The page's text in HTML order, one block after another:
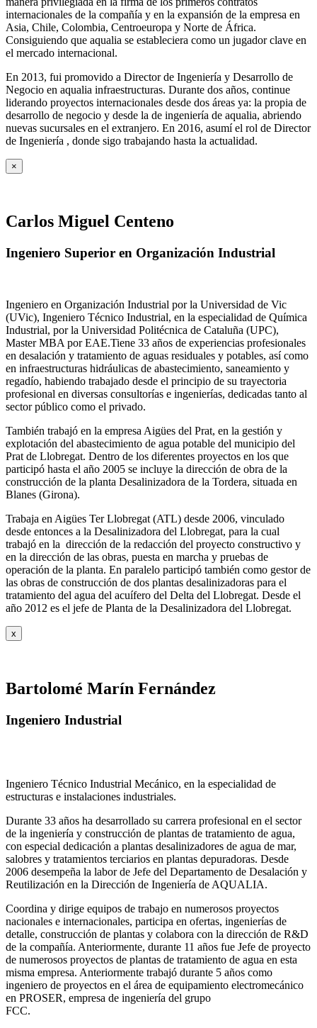
internacionales de la compañía y en la expansión de la empresa en
Asia, Chile, Colombia, Centroeuropa y Norte de África.
Consiguiendo que aqualia se estableciera como un jugador clave en
el mercado internacional.
En 2013, fui promovido a Director de Ingeniería y Desarrollo de
Negocio en aqualia infraestructuras. Durante dos años, continue
liderando proyectos internacionales desde dos áreas ya: la propia de
desarrollo de negocio y desde la de ingeniería de aqualia, abriendo
nuevas sucursales en el extranjero. En 2016, asumí el rol de Director
de Ingeniería , donde sigo trabajando hasta la actualidad.
×
Carlos Miguel Centeno
Ingeniero Superior en Organización Industrial
Ingeniero en Organización Industrial por la Universidad de Vic
(UVic), Ingeniero Técnico Industrial, en la especialidad de Química
Industrial, por la Universidad Politécnica de Cataluña (UPC),
Master MBA por EAE.Tiene 33 años de experiencias profesionales
en desalación y tratamiento de aguas residuales y potables, así como
en infraestructuras hidráulicas de abastecimiento, saneamiento y
regadío, habiendo trabajado desde el principio de su trayectoria
profesional en diversas consultorías e ingenierías, dedicadas tanto al
sector público como el privado.
También trabajó en la empresa Aigües del Prat, en la gestión y
explotación del abastecimiento de agua potable del municipio del
Prat de Llobregat. Dentro de los diferentes proyectos en los que
participó hasta el año 2005 se incluye la dirección de obra de la
construcción de la planta Desalinizadora de la Tordera, situada en
Blanes (Girona).
Trabaja en Aigües Ter Llobregat (ATL) desde 2006, vinculado
desde entonces a la Desalinizadora del Llobregat, para la cual
trabajó en la dirección de la redacción del proyecto constructivo y
en la dirección de las obras, puesta en marcha y pruebas de
operación de la planta. En paralelo participó también como gestor de
las obras de construcción de dos plantas desalinizadoras para el
tratamiento del agua del acuífero del Delta del Llobregat. Desde el
año 2012 es el jefe de Planta de la Desalinizadora del Llobregat.
x
Bartolomé Marín Fernández
Ingeniero Industrial
Ingeniero Técnico Industrial Mecánico, en la especialidad de
estructuras e instalaciones industriales.
Durante 33 años ha desarrollado su carrera profesional en el sector
de la ingeniería y construcción de plantas de tratamiento de agua,
con especial dedicación a plantas desalinizadores de agua de mar,
salobres y tratamientos terciarios en plantas depuradoras. Desde
2006 desempeña la labor de Jefe del Departamento de Desalación y
Reutilización en la Dirección de Ingeniería de AQUALIA.
Coordina y dirige equipos de trabajo en numerosos proyectos
nacionales e internacionales, participa en ofertas, ingenierías de
detalle, construcción de plantas y colabora con la dirección de R&D
de la compañía. Anteriormente, durante 11 años fue Jefe de proyecto
de numerosos proyectos de plantas de tratamiento de agua en esta
misma empresa. Anteriormente trabajó durante 5 años como
ingeniero de proyectos en el área de equipamiento electromecánico
en PROSER, empresa de ingeniería del grupo
FCC.